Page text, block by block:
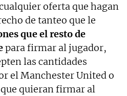
oferta que hagan
de tanteo que le
que el resto de
para firmar al jugador,
las cantidades
el Manchester United o
quieran firmar al